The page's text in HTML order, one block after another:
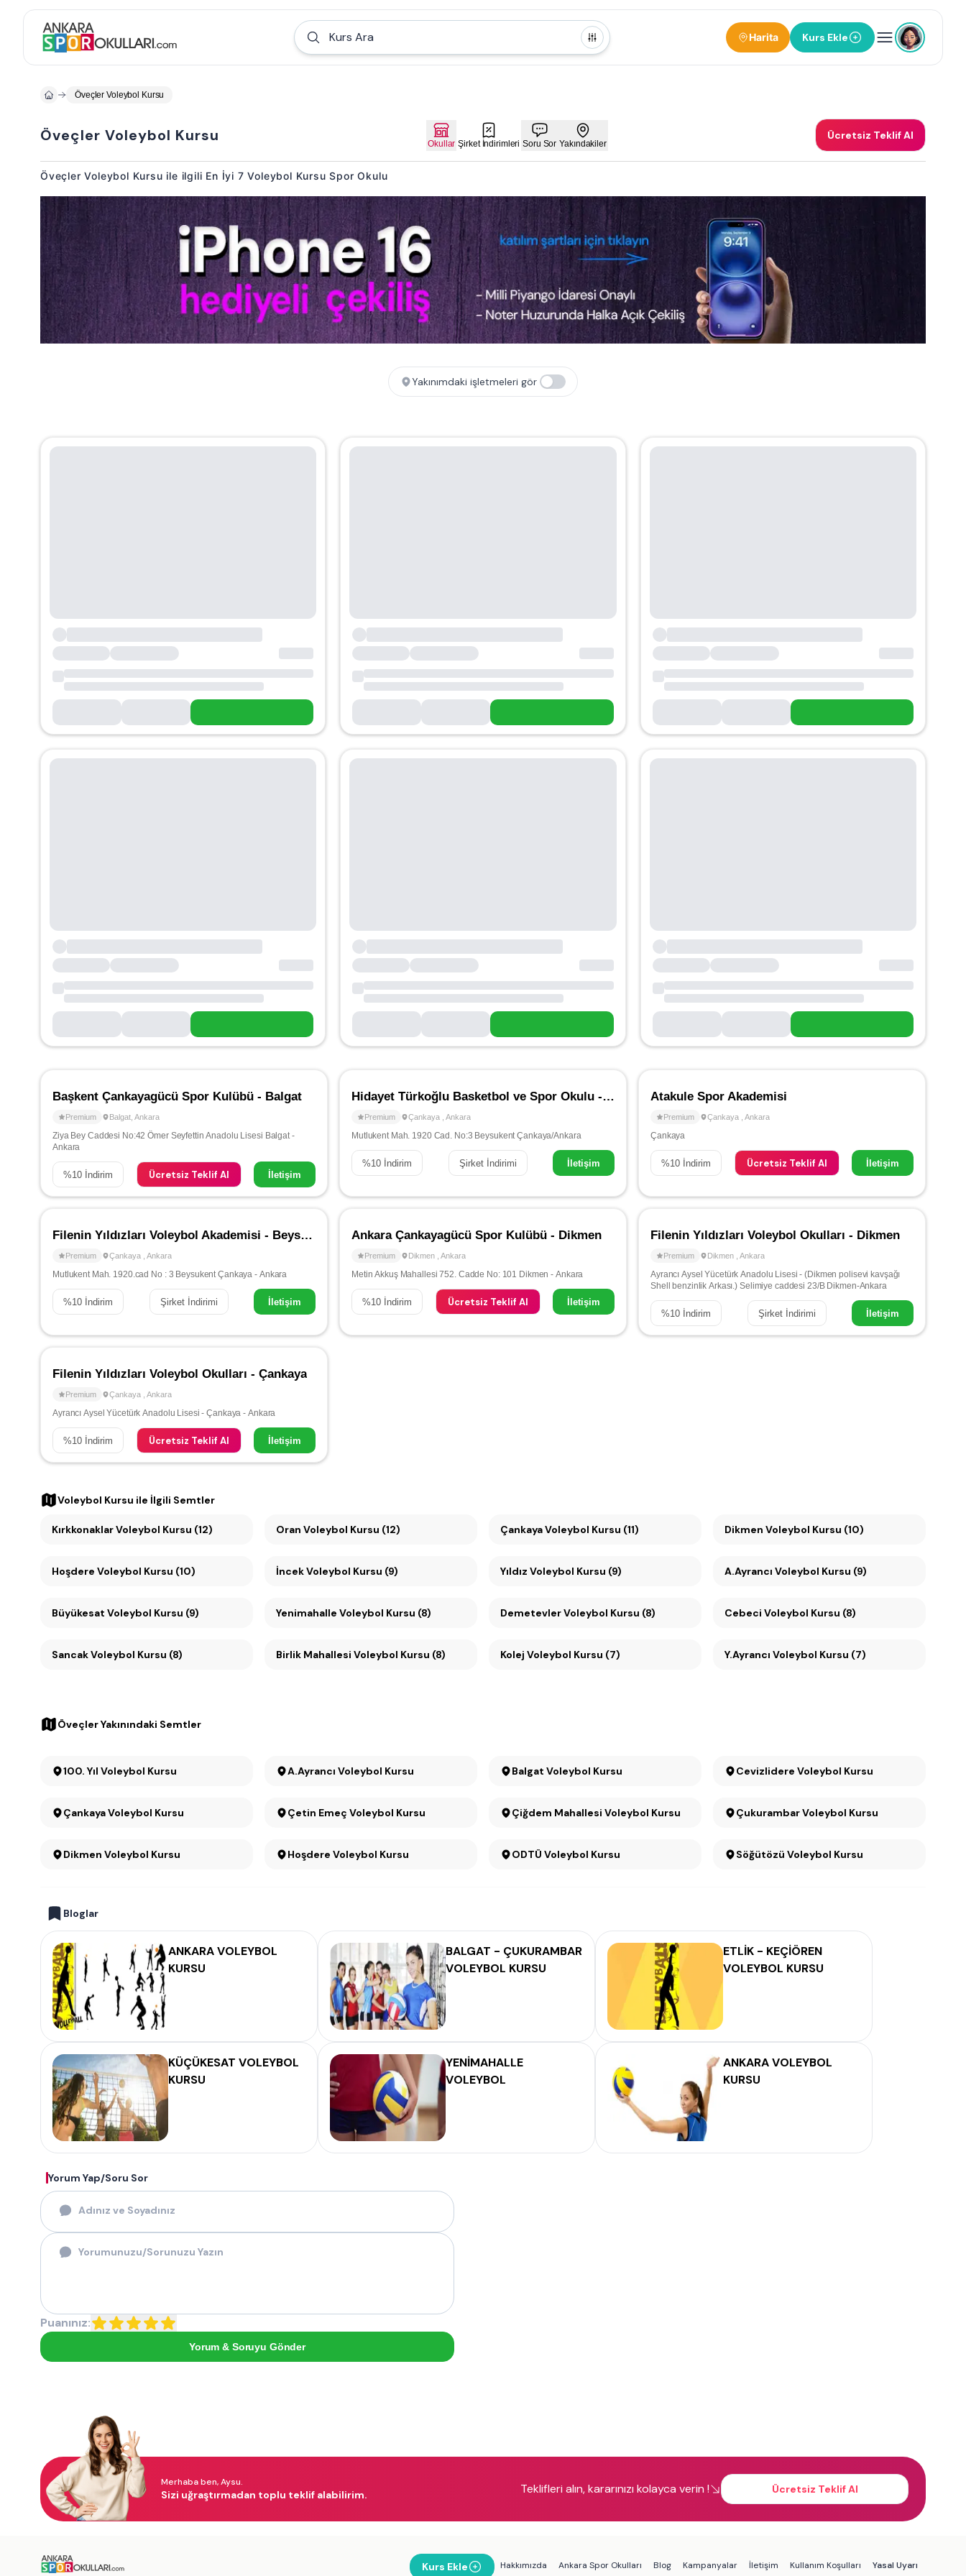
Kurs Ara Harita Kurs Ekle
Öveçler Voleybol Kursu
Öveçler Voleybol Kursu Okullar Şirket İndirimleri Soru Sor Yakındakiler
Ücretsiz Teklif Al
Öveçler Voleybol Kursu ile ilgili En İyi 7 Voleybol Kursu Spor Okulu
Yakınımdaki işletmeleri gör
Başkent Çankayagücü Spor Kulübü - Balgat
Premium Balgat Ankara
Ziya Bey Caddesi No:42 Ömer Seyfettin Anadolu Lisesi Balgat -
Ankara
%10 İndirim Ücretsiz Teklif Al İletişim
Hidayet Türkoğlu Basketbol ve Spor Okulu - Çankaya
Premium Çankaya Ankara
Mutlukent Mah. 1920 Cad. No:3 Beysukent Çankaya/Ankara
%10 İndirim Şirket İndirimi İletişim
Atakule Spor Akademisi
Premium Çankaya Ankara
Çankaya
%10 İndirim Ücretsiz Teklif Al İletişim
Filenin Yıldızları Voleybol Akademisi - Beysukent / Çayyolu
Premium Çankaya Ankara
Mutlukent Mah. 1920.cad No : 3 Beysukent Çankaya - Ankara
%10 İndirim Şirket İndirimi İletişim
Ankara Çankayagücü Spor Kulübü - Dikmen
Premium Dikmen Ankara
Metin Akkuş Mahallesi 752. Cadde No: 101 Dikmen - Ankara
%10 İndirim Ücretsiz Teklif Al İletişim
Filenin Yıldızları Voleybol Okulları - Dikmen
Premium Dikmen Ankara
Ayrancı Aysel Yücetürk Anadolu Lisesi - (Dikmen polisevi kavşağı
Shell benzinlik Arkası.) Selimiye caddesi 23/B Dikmen-Ankara
%10 İndirim Şirket İndirimi İletişim
Filenin Yıldızları Voleybol Okulları - Çankaya
Premium Çankaya Ankara
Ayrancı Aysel Yücetürk Anadolu Lisesi - Çankaya - Ankara
%10 İndirim Ücretsiz Teklif Al İletişim
Voleybol Kursu ile İlgili Semtler
Kırkkonaklar Voleybol Kursu (12) Oran Voleybol Kursu (12) Çankaya Voleybol Kursu (11) Dikmen Voleybol Kursu (10)
Hoşdere Voleybol Kursu (10) İncek Voleybol Kursu (9) Yıldız Voleybol Kursu (9) A.Ayrancı Voleybol Kursu (9)
Büyükesat Voleybol Kursu (9) Yenimahalle Voleybol Kursu (8) Demetevler Voleybol Kursu (8) Cebeci Voleybol Kursu (8)
Sancak Voleybol Kursu (8) Birlik Mahallesi Voleybol Kursu (8) Kolej Voleybol Kursu (7) Y.Ayrancı Voleybol Kursu (7)
Öveçler Yakınındaki Semtler
100. Yıl Voleybol Kursu A.Ayrancı Voleybol Kursu Balgat Voleybol Kursu Cevizlidere Voleybol Kursu
Çankaya Voleybol Kursu Çetin Emeç Voleybol Kursu Çiğdem Mahallesi Voleybol Kursu Çukurambar Voleybol Kursu
Dikmen Voleybol Kursu Hoşdere Voleybol Kursu ODTÜ Voleybol Kursu Söğütözü Voleybol Kursu
Bloglar
ANKARA VOLEYBOL
KURSU
BALGAT - ÇUKURAMBAR
VOLEYBOL KURSU
ETLİK - KEÇİÖREN
VOLEYBOL KURSU
KÜÇÜKESAT VOLEYBOL
KURSU
YENİMAHALLE
VOLEYBOL
ANKARA VOLEYBOL
KURSU
Yorum Yap/Soru Sor
Puanınız:
Yorum & Soruyu Gönder
Merhaba ben, Aysu.
Sizi uğraştırmadan toplu teklif alabilirim. Teklifleri alın, kararınızı kolayca verin ! Ücretsiz Teklif Al
Kurs Ekle Hakkımızda Ankara Spor Okulları Blog Kampanyalar İletişim Kullanım Koşulları Yasal Uyarı